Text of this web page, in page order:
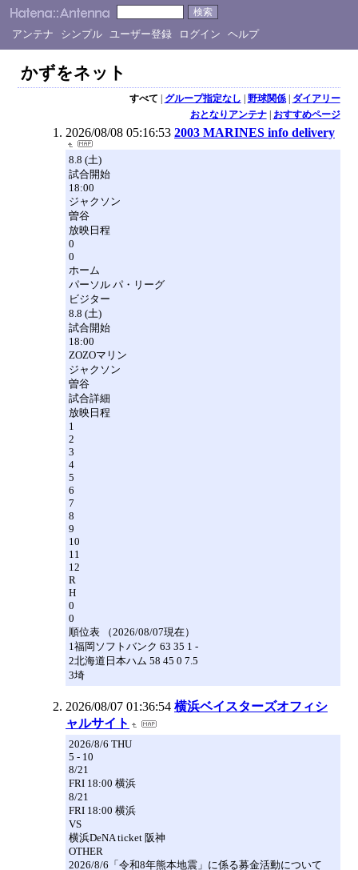
アンテナ シンプル ユーザー登録 ログイン ヘルプ
かずをネット
すべて | グループ指定なし | 野球関係| ダイアリー
おとなりアンテナ| おすすめページ
2026/08/08 05:16:53 2003 MARINES info delivery
8.8 (土)
試合開始
18:00
ジャクソン
曽谷
放映日程
0
0
ホーム
パーソル パ・リーグ
ビジター
8.8 (土)
試合開始
18:00
ZOZOマリン
ジャクソン
曽谷
試合詳細
放映日程
1
2
3
4
5
6
7
8
9
10
11
12
R
H
0
0
順位表 （2026/08/07現在）
1福岡ソフトバンク 63 35 1 -
2北海道日本ハム 58 45 0 7.5
3埼
2026/08/07 01:36:54 横浜ベイスターズオフィシ
ャルサイト
2026/8/6 THU
5 - 10
8/21
FRI 18:00 横浜
8/21
FRI 18:00 横浜
VS
横浜DeNA ticket 阪神
OTHER
2026/8/6「令和8年熊本地震」に係る募金活動について